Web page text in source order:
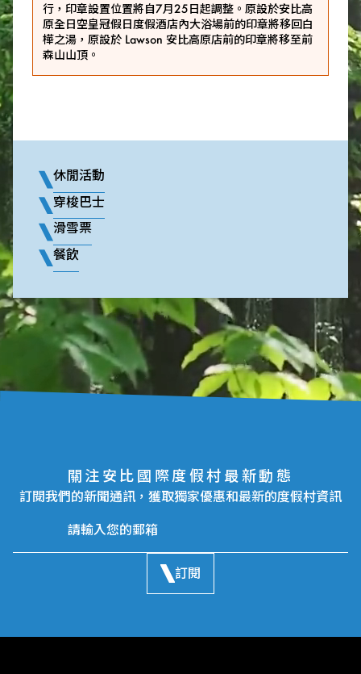
行，印章設置位置將自7月25日起調整。原設於安比高
原全日空皇冠假日度假酒店內大浴場前的印章將移回白
樺之湯，原設於 Lawson 安比高原店前的印章將移至前
森山山頂。
休閒活動
穿梭巴士
滑雪票
餐飲
關注安比國際度假村最新動態
訂閱我們的新聞通訊，獲取獨家優惠和最新的度假村資訊
訂閱